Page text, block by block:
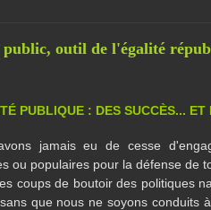
public, outil de l'égalité
PUBLIQUE : DES SUCCÈS...
jamais eu de cesse
ou populaires pour la défense de
coups de boutoir des politiques
que nous ne soyons conduits